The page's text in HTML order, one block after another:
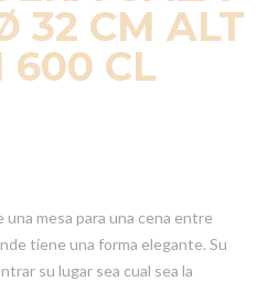
32 CM ALT
600 CL
mesa para una cena entre
tiene una forma elegante. Su
su lugar sea cual sea la